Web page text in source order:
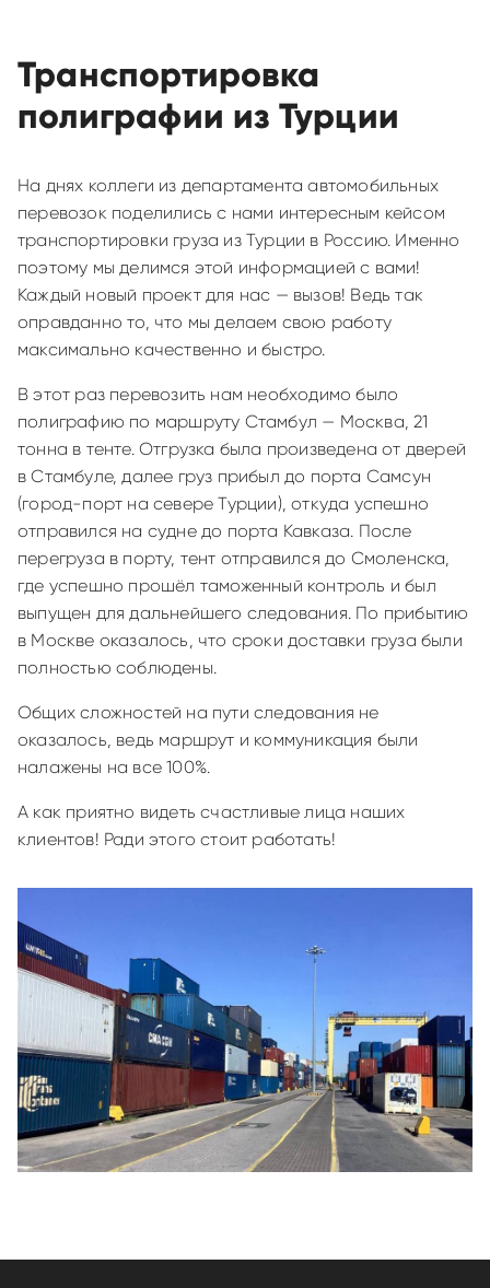
Транспортировка
полиграфии из Турции
На днях коллеги из департамента автомобильных
перевозок поделились с нами интересным кейсом
транспортировки груза из Турции в Россию. Именно
поэтому мы делимся этой информацией с вами!
Каждый новый проект для нас — вызов! Ведь так
оправданно то, что мы делаем свою работу
максимально качественно и быстро.
В этот раз перевозить нам необходимо было
полиграфию по маршруту Стамбул — Москва, 21
тонна в тенте. Отгрузка была произведена от дверей
в Стамбуле, далее груз прибыл до порта Самсун
(город-порт на севере Турции), откуда успешно
отправился на судне до порта Кавказа. После
перегруза в порту, тент отправился до Смоленска,
где успешно прошёл таможенный контроль и был
выпущен для дальнейшего следования. По прибытию
в Москве оказалось, что сроки доставки груза были
полностью соблюдены.
Общих сложностей на пути следования не
оказалось, ведь маршрут и коммуникация были
налажены на все 100%.
А как приятно видеть счастливые лица наших
клиентов! Ради этого стоит работать!